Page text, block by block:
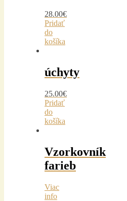
28.00€
Pridať
do
košíka
úchyty
25.00€
Pridať
do
košíka
Vzorkovník
farieb
Viac
info